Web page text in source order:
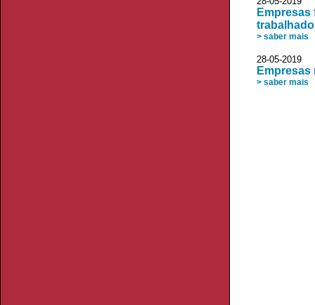
> saber mais
28-05-2019
Empresas
> saber mais